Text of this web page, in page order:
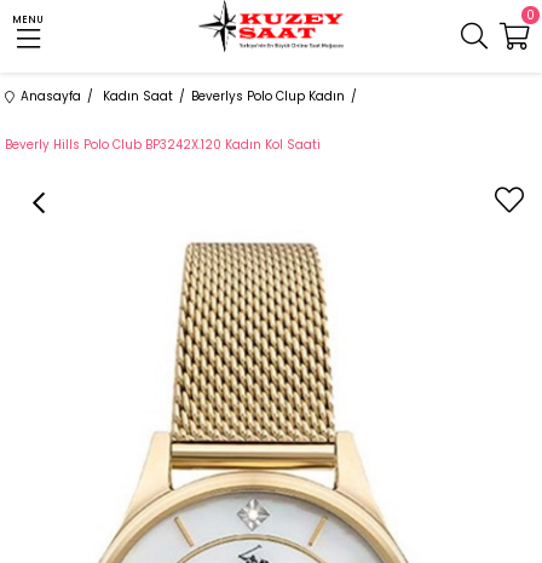
MENU 0
Anasayfa Kadın Saat Beverlys Polo Clup Kadın
Beverly Hills Polo Club BP3242X.120 Kadın Kol Saati